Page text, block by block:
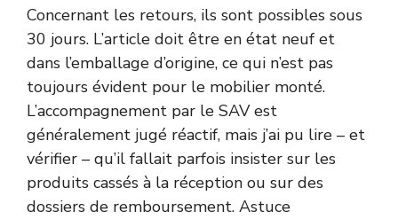
Concernant les retours, ils sont possibles sous
30 jours. L’article doit être en état neuf et
dans l’emballage d’origine, ce qui n’est pas
toujours évident pour le mobilier monté.
L’accompagnement par le SAV est
généralement jugé réactif, mais j’ai pu lire – et
vérifier – qu’il fallait parfois insister sur les
produits cassés à la réception ou sur des
dossiers de remboursement. Astuce